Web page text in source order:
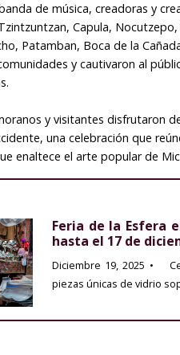
de música, creadoras y
Capula, Nocutzepo,
Patamban, Boca de la
y cautivaron al
y visitantes disfrutaron
una celebración que
enaltece el arte popular de
Feria de la Esfera
hasta el 17 de
Diciembre 19, 2025 •
piezas únicas de vidrio